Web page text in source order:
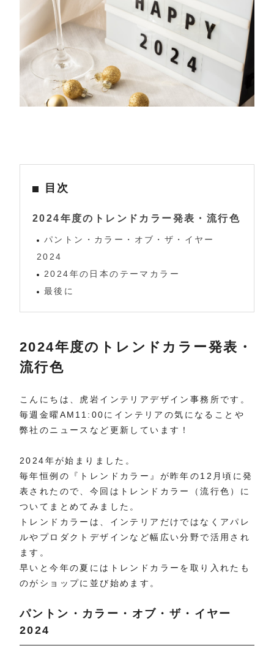
目次
2024年度のトレンドカラー発表・流行色
パントン・カラー・オブ・ザ・イヤー
2024
2024年の日本のテーマカラー
最後に
2024年度のトレンドカラー発表・
流行色
こんにちは、虎岩インテリアデザイン事務所です。
毎週金曜AM11:00にインテリアの気になることや
弊社のニュースなど更新しています！
2024年が始まりました。
毎年恒例の『トレンドカラー』が昨年の12月頃に発
表されたので、今回はトレンドカラー（流行色）に
ついてまとめてみました。
トレンドカラーは、インテリアだけではなくアパレ
ルやプロダクトデザインなど幅広い分野で活用され
ます。
早いと今年の夏にはトレンドカラーを取り入れたも
のがショップに並び始めます。
パントン・カラー・オブ・ザ・イヤー
2024